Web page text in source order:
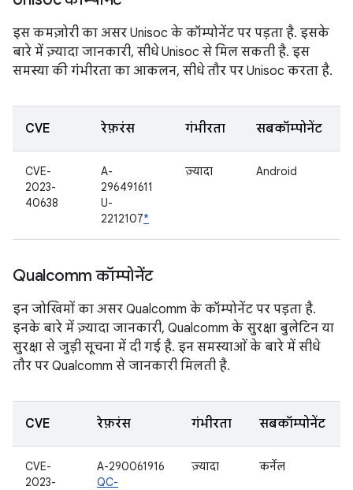
इस कमज़ोरी का असर Unisoc के कॉम्पोनेंट पर पड़ता है. इसके
बारे में ज़्यादा जानकारी, सीधे Unisoc से मिल सकती है. इस
समस्या की गंभीरता का आकलन, सीधे तौर पर Unisoc करता है.
CVE रेफ़रंस गंभीरता सबकॉम्पोनेंट
CVE-
2023-
40638
A-
296491611
U-
2212107*
ज़्यादा Android
Qualcomm कॉम्पोनेंट
इन जोखिमों का असर Qualcomm के कॉम्पोनेंट पर पड़ता है.
इनके बारे में ज़्यादा जानकारी, Qualcomm के सुरक्षा बुलेटिन या
सुरक्षा से जुड़ी सूचना में दी गई है. इन समस्याओं के बारे में सीधे
तौर पर Qualcomm से जानकारी मिलती है.
CVE रेफ़रंस गंभीरता सबकॉम्पोनेंट
CVE-
2023-
A-290061916
QC-
ज़्यादा कर्नेल